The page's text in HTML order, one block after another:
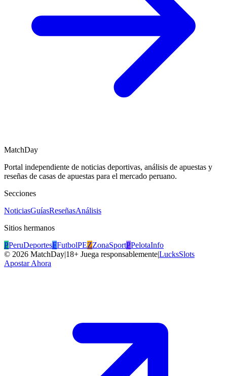
MatchDay
Portal independiente de noticias deportivas, análisis de apuestas y
reseñas de casas de apuestas para el mercado peruano.
Secciones
NoticiasGuíasReseñasAnálisis
Sitios hermanos
PPeruDeportesFFutbolPEZZonaSportPPelotaInfo
© 2026 MatchDay|18+ Juega responsablemente|LucksSlots
Apostar Ahora